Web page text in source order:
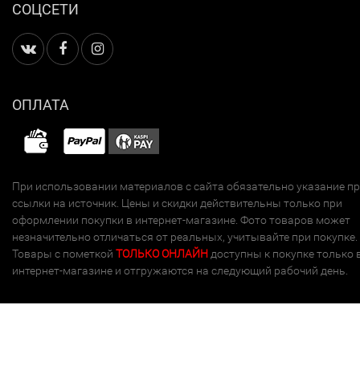
СОЦСЕТИ
ОПЛАТА
При использовании материалов с сайта обязательно указание
ссылки на источник. Цены и скидки действительны только при
оформлении покупки в интернет-магазине. Фото товаров может
незначительно отличаться от реальных, учитывайте при покупке.
Товары с пометкой ТОЛЬКО ОНЛАЙН доступны к покупке только
интернет-магазине и отгружаются на следующий рабочий день.